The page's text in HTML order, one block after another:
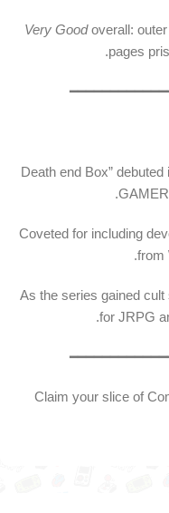
Very Goodoverall:
pages
“Death end Box”
Coveted for including
from
As the series gained
for JRPG